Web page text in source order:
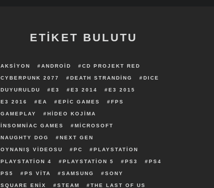
ETİKET BULUTU
AKSIYON ANDROID CD PROJEKT RED
CYBERPUNK 2077 DEATH STRANDING DICE
DUYURULDU E3 E3 2014 E3 2015
E3 2016 EA EPIC GAMES FPS
GAMEPLAY HIDEO KOJIMA
INSOMNIAC GAMES MICROSOFT
NAUGHTY DOG NEXT GEN
OYNANIŞ VIDEOSU PC PLAYSTATION
PLAYSTATION 4 PLAYSTATION 5 PS3 PS4
PS5 PS VITA SAMSUNG SONY
SQUARE ENIX STEAM THE LAST OF US